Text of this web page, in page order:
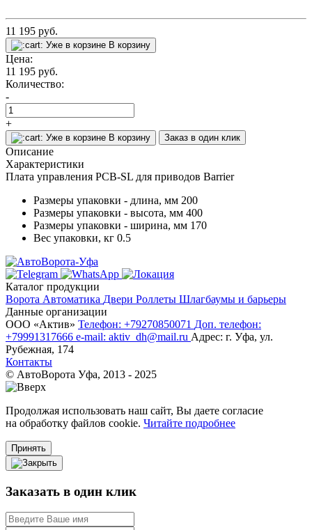
11 195 руб.
Уже в корзине В корзину
Цена:
11 195 руб.
Количество:
-
+
Уже в корзине В корзину Заказ в один клик
Описание
Характеристики
Плата управления PCB-SL для приводов Barrier
Размеры упаковки - длина, мм 200
Размеры упаковки - высота, мм 400
Размеры упаковки - ширина, мм 170
Вес упаковки, кг 0.5
Каталог продукции
Ворота Автоматика Двери Роллеты Шлагбаумы и барьеры
Данные организации
ООО «‎Актив»‎ Телефон: +79270850071 Доп. телефон:
+79991317666 e-mail: aktiv_dh@mail.ru Адрес: г. Уфа, ул.
Рубежная, 174
Контакты
© АвтоВорота Уфа, 2013 - 2025
Продолжая использовать наш сайт, Вы даете согласие
на обработку файлов cookie. Читайте подробнее
Принять
Заказать в один клик